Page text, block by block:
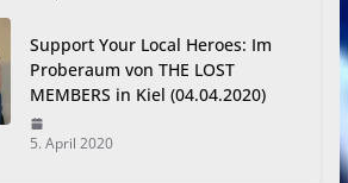
Support Your Local Heroes: Im
Proberaum von THE LOST
MEMBERS in Kiel (04.04.2020)
5. April 2020